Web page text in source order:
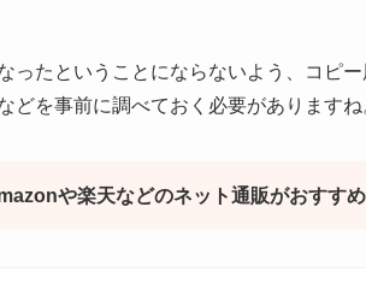
ったということにならないよう、コピ
を事前に調べておく必要がありますね
や楽天などのネット通販がおすすめ